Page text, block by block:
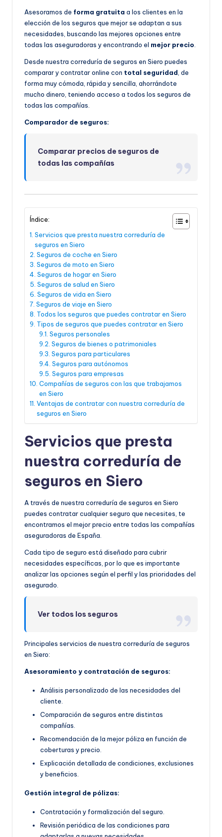
Asesoramos de forma gratuita a los clientes en la
elección de los seguros que mejor se adaptan a sus
necesidades, buscando las mejores opciones entre
todas las aseguradoras y encontrando el mejor precio.
Desde nuestra correduría de seguros en Siero puedes
comparar y contratar online con total seguridad, de
forma muy cómoda, rápida y sencilla, ahorrándote
mucho dinero, teniendo acceso a todos los seguros de
todas las compañías.
Comparador de seguros:
Comparar precios de seguros de
todas las compañías
Índice:
Servicios que presta nuestra correduría de
seguros en Siero
Seguros de coche en Siero
Seguros de moto en Siero
Seguros de hogar en Siero
Seguros de salud en Siero
Seguros de vida en Siero
Seguros de viaje en Siero
Todos los seguros que puedes contratar en Siero
Tipos de seguros que puedes contratar en Siero
Seguros personales
Seguros de bienes o patrimoniales
Seguros para particulares
Seguros para autónomos
Seguros para empresas
Compañías de seguros con las que trabajamos
en Siero
Ventajas de contratar con nuestra correduría de
seguros en Siero
Servicios que presta
nuestra correduría de
seguros en Siero
A través de nuestra correduría de seguros en Siero
puedes contratar cualquier seguro que necesites, te
encontramos el mejor precio entre todas las compañías
aseguradoras de España.
Cada tipo de seguro está diseñado para cubrir
necesidades específicas, por lo que es importante
analizar las opciones según el perfil y las prioridades del
asegurado.
Ver todos los seguros
Principales servicios de nuestra correduría de seguros
en Siero:
Asesoramiento y contratación de seguros:
Análisis personalizado de las necesidades del
cliente.
Comparación de seguros entre distintas
compañías.
Recomendación de la mejor póliza en función de
coberturas y precio.
Explicación detallada de condiciones, exclusiones
y beneficios.
Gestión integral de pólizas:
Contratación y formalización del seguro.
Revisión periódica de las condiciones para